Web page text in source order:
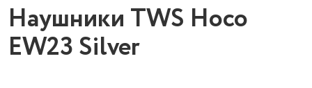
Наушники TWS Hoco
EW23 Silver